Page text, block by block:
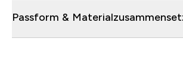
Passform &